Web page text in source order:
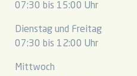
07:30 bis 15:00 Uhr
Dienstag und Freitag
07:30 bis 12:00 Uhr
Mittwoch